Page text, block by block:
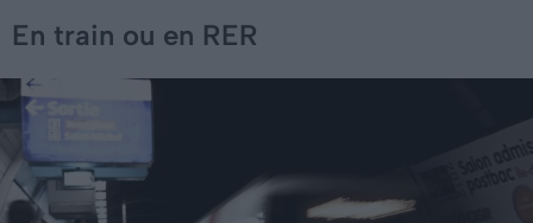
En train ou en RER